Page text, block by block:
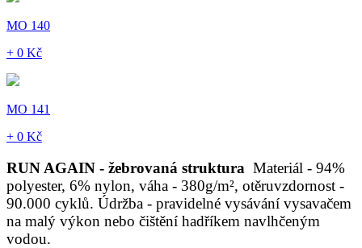
MO 140
+ 0 Kč
MO 141
+ 0 Kč
RUN AGAIN - žebrovaná struktura Materiál - 94%
polyester, 6% nylon, váha - 380g/m², otěruvzdornost -
90.000 cyklů. Údržba - pravidelné vysávání vysavačem
na malý výkon nebo čištění hadříkem navlhčeným
vodou.